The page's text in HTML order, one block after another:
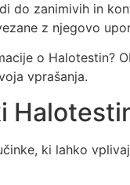
do zanimivih in
z njegovo
o Halotestin?
vprašanja.
ki lahko